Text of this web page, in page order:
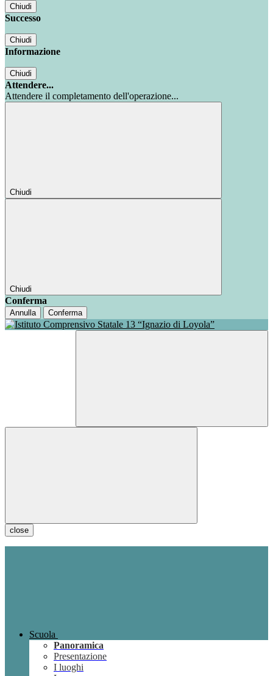
Chiudi
Successo
Chiudi
Informazione
Chiudi
Attendere...
Attendere il completamento dell'operazione...
Chiudi
Chiudi
Conferma
Annulla Conferma
close
Scuola
Panoramica
Presentazione
I luoghi